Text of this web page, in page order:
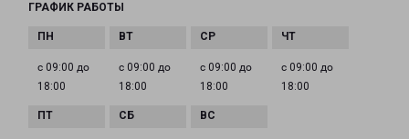
ГРАФИК РАБОТЫ
с 09:00 до
18:00
с 09:00 до
18:00
с 09:00 до
18:00
с 09:00 до
18:00